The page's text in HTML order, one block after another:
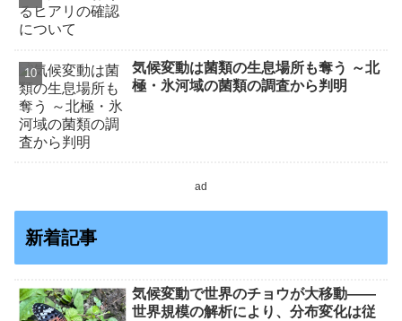
気候変動は菌類の生息場所も奪う ～北
極・氷河域の菌類の調査から判明
ad
新着記事
気候変動で世界のチョウが大移動――
世界規模の解析により、分布変化は従